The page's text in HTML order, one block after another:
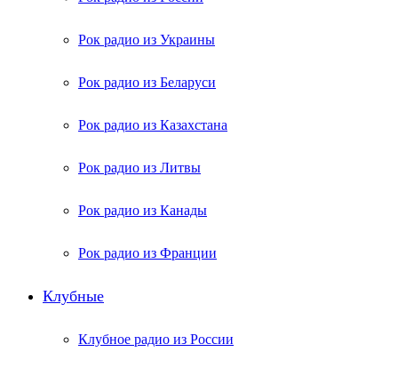
Рок радио из Украины
Рок радио из Беларуси
Рок радио из Казахстана
Рок радио из Литвы
Рок радио из Канады
Рок радио из Франции
Клубные
Клубное радио из России